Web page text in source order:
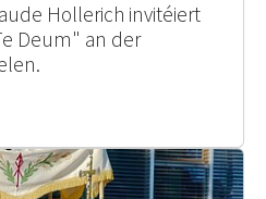
Hollerich invitéiert
Deum" an der